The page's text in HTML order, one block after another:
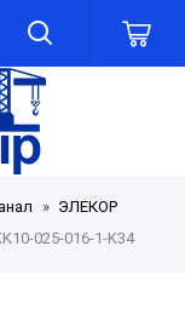
ЭЛЕКОР
025-016-1-K34